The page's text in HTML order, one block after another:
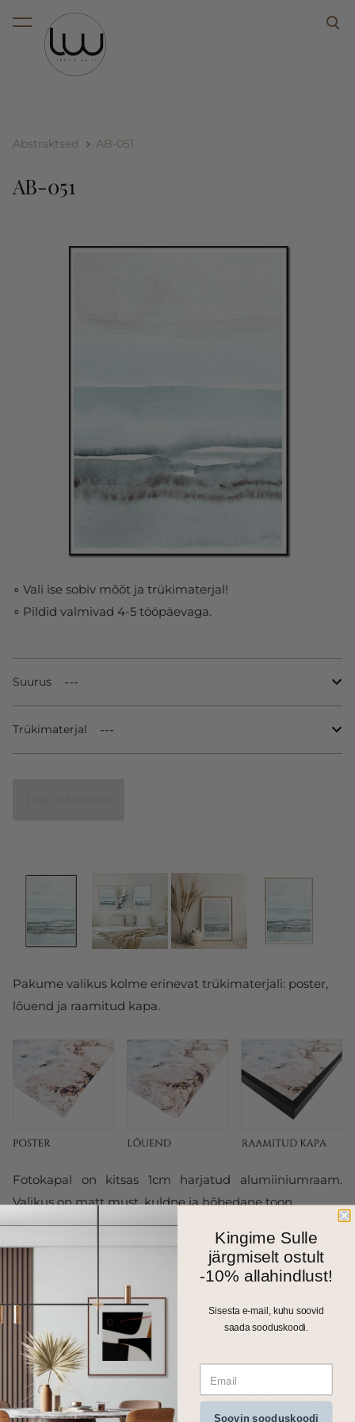
lisati ostukorvi.
Abstraktsed AB-051
Pakume valikus kolme erinevat trükimaterjali: poster,
lõuend ja raamitud kapa.
Fotokapal on kitsas 1cm harjatud alumiiniumraam.
Valikus on matt must, kuldne ja hõbedane toon.
AB-051
∘ Vali ise sobiv mõõt ja trükimaterjal!
∘ Pildid valmivad 4-5 tööpäevaga.
Suurus
Trükimaterjal
Kõik meie seinapildid, fotolõuendid ja kapad trükitakse
Kingime Sulle
järgmiselt ostult
-10% allahindlust!
Sisesta e-mail, kuhu soovid
saada sooduskoodi.
Soovin sooduskoodi